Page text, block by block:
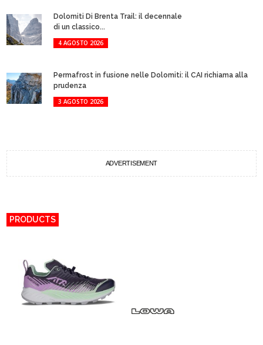
Dolomiti Di Brenta Trail: il decennale
di un classico...
4 AGOSTO 2026
Permafrost in fusione nelle Dolomiti: il CAI richiama alla
prudenza
3 AGOSTO 2026
ADVERTISEMENT
PRODUCTS